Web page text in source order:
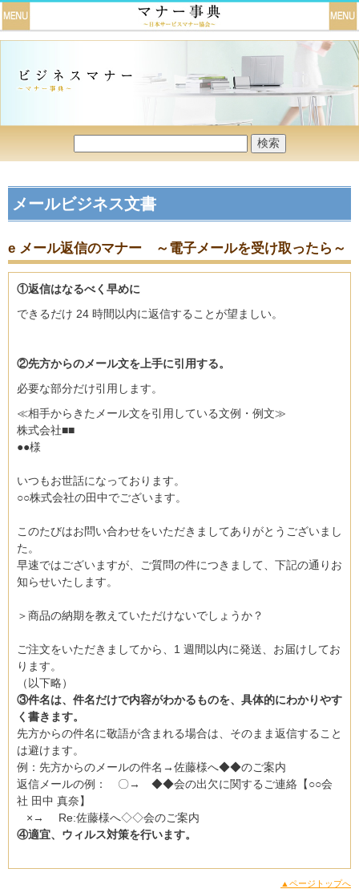
メールビジネス文書
e メール返信のマナー ～電子メールを受け取ったら～
①返信はなるべく早めに
できるだけ 24 時間以内に返信することが望ましい。
②先方からのメール文を上手に引用する。
必要な部分だけ引用します。
≪相手からきたメール文を引用している文例・例文≫
株式会社■■
●●様
いつもお世話になっております。
○○株式会社の田中でございます。
このたびはお問い合わせをいただきましてありがとうございまし
た。
早速ではございますが、ご質問の件につきまして、下記の通りお
知らせいたします。
＞商品の納期を教えていただけないでしょうか？
ご注文をいただきましてから、1 週間以内に発送、お届けしてお
ります。
（以下略）
③件名は、件名だけで内容がわかるものを、具体的にわかりやす
く書きます。
先方からの件名に敬語が含まれる場合は、そのまま返信すること
は避けます。
例：先方からのメールの件名→佐藤様へ◆◆のご案内
返信メールの例： 〇→ ◆◆会の出欠に関するご連絡【○○会
社 田中 真奈】
×→ Re:佐藤様へ◇◇会のご案内
④適宜、ウィルス対策を行います。
▲ページトップへ